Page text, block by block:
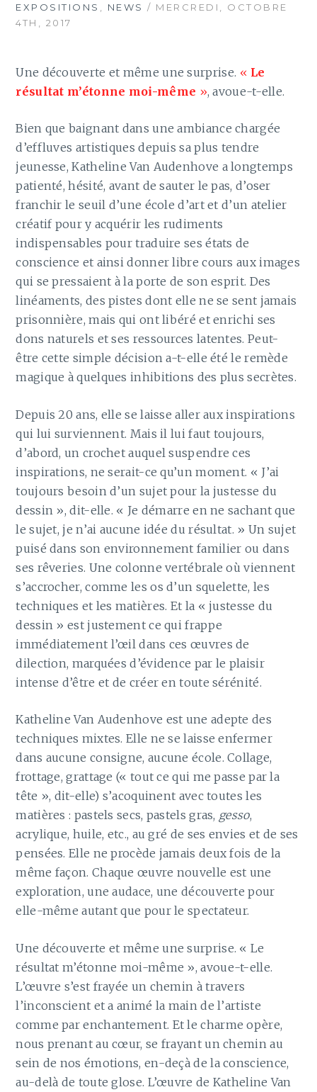
EXPOSITIONS NEWS / MERCREDI, OCTOBRE
4TH, 2017
Une découverte et même une surprise. « Le
résultat m’étonne moi-même », avoue-t-elle.
Bien que baignant dans une ambiance chargée
d’effluves artistiques depuis sa plus tendre
jeunesse, Katheline Van Audenhove a longtemps
patienté, hésité, avant de sauter le pas, d’oser
franchir le seuil d’une école d’art et d’un atelier
créatif pour y acquérir les rudiments
indispensables pour traduire ses états de
conscience et ainsi donner libre cours aux images
qui se pressaient à la porte de son esprit. Des
linéaments, des pistes dont elle ne se sent jamais
prisonnière, mais qui ont libéré et enrichi ses
dons naturels et ses ressources latentes. Peut-
être cette simple décision a-t-elle été le remède
magique à quelques inhibitions des plus secrètes.
Depuis 20 ans, elle se laisse aller aux inspirations
qui lui surviennent. Mais il lui faut toujours,
d’abord, un crochet auquel suspendre ces
inspirations, ne serait-ce qu’un moment. « J’ai
toujours besoin d’un sujet pour la justesse du
dessin », dit-elle. « Je démarre en ne sachant que
le sujet, je n’ai aucune idée du résultat. » Un sujet
puisé dans son environnement familier ou dans
ses rêveries. Une colonne vertébrale où viennent
s’accrocher, comme les os d’un squelette, les
techniques et les matières. Et la « justesse du
dessin » est justement ce qui frappe
immédiatement l’œil dans ces œuvres de
dilection, marquées d’évidence par le plaisir
intense d’être et de créer en toute sérénité.
Katheline Van Audenhove est une adepte des
techniques mixtes. Elle ne se laisse enfermer
dans aucune consigne, aucune école. Collage,
frottage, grattage (« tout ce qui me passe par la
tête », dit-elle) s’acoquinent avec toutes les
matières : pastels secs, pastels gras, gesso,
acrylique, huile, etc., au gré de ses envies et de ses
pensées. Elle ne procède jamais deux fois de la
même façon. Chaque œuvre nouvelle est une
exploration, une audace, une découverte pour
elle-même autant que pour le spectateur.
Une découverte et même une surprise. « Le
résultat m’étonne moi-même », avoue-t-elle.
L’œuvre s’est frayée un chemin à travers
l’inconscient et a animé la main de l’artiste
comme par enchantement. Et le charme opère,
nous prenant au cœur, se frayant un chemin au
sein de nos émotions, en-deçà de la conscience,
au-delà de toute glose. L’œuvre de Katheline Van